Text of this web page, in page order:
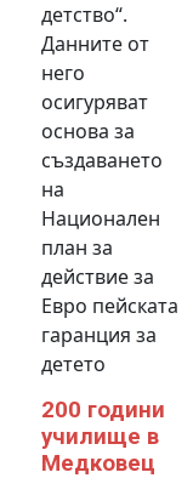
детство“.
Данните от
него
осигуряват
основа за
създаването
на
Национален
план за
действие за
Евро пейската
гаранция за
детето
200 години
училище в
Медковец